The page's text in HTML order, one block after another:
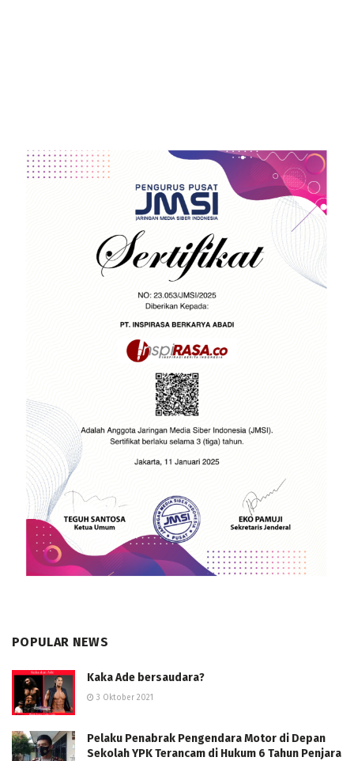
POPULAR NEWS
Kaka Ade bersaudara?
3 Oktober 2021
Pelaku Penabrak Pengendara Motor di Depan
Sekolah YPK Terancam di Hukum 6 Tahun Penjara